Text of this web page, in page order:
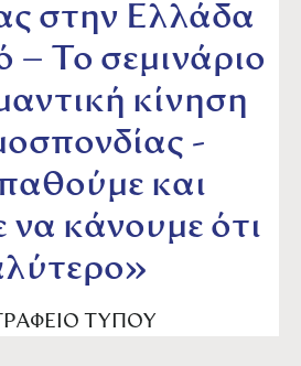
στην Ελλάδα
– Το σεμινάριο
κίνηση
-
και
να κάνουμε ότι
ΤΥΠΟΥ